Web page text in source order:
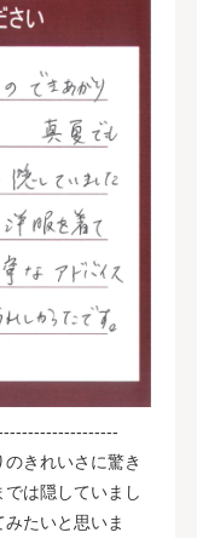
きれいさに驚き
は隠していまし
たいと思いま